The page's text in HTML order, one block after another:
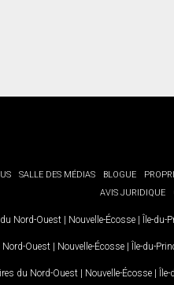
SALLE DES MÉDIAS BLOGUE
AVIS JURIDIQUE
Nord-Ouest | Nouvelle-Écosse | Île-du-
Nord-Ouest | Nouvelle-Écosse | Île-du-
du Nord-Ouest | Nouvelle-Écosse | Île-